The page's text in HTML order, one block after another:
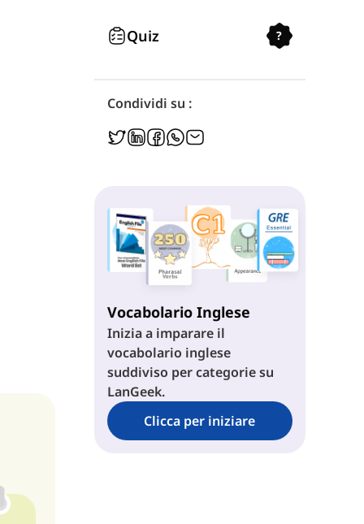
Quiz ?
Condividi su :
Vocabolario Inglese
Inizia a imparare il
vocabolario inglese
suddiviso per categorie su
LanGeek.
Clicca per iniziare